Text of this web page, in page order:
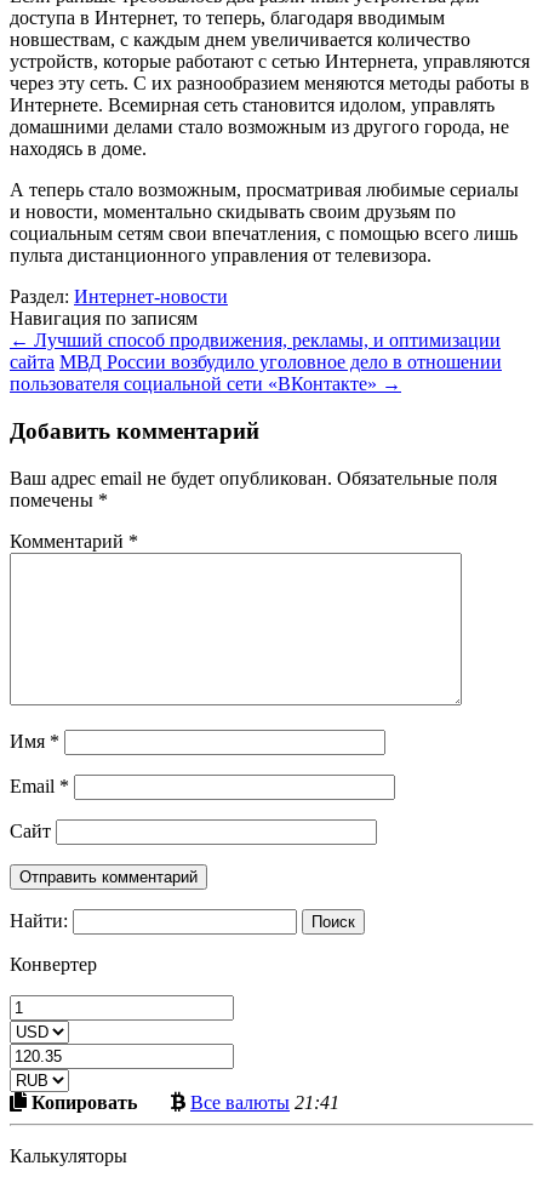
доступа в Интернет, то теперь, благодаря вводимым
новшествам, с каждым днем увеличивается количество
устройств, которые работают с сетью Интернета, управляются
через эту сеть. С их разнообразием меняются методы работы в
Интернете. Всемирная сеть становится идолом, управлять
домашними делами стало возможным из другого города, не
находясь в доме.
А теперь стало возможным, просматривая любимые сериалы
и новости, моментально скидывать своим друзьям по
социальным сетям свои впечатления, с помощью всего лишь
пульта дистанционного управления от телевизора.
Раздел: Интернет-новости
Навигация по записям
← Лучший способ продвижения, рекламы, и оптимизации
сайта МВД России возбудило уголовное дело в отношении
пользователя социальной сети «ВКонтакте» →
Добавить комментарий
Ваш адрес email не будет опубликован. Обязательные поля
помечены *
Комментарий *
Имя *
Email *
Сайт
Найти:
Конвертер
КопироватьСкопировать
в
Все валютыБольше
криптовалют
21:41
Калькуляторы